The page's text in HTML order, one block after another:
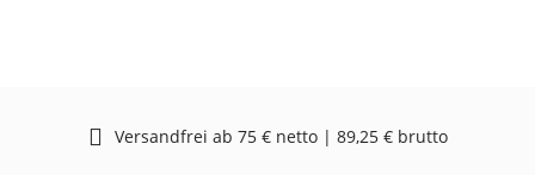
Versandfrei ab 75 € netto | 89,25 € brutto